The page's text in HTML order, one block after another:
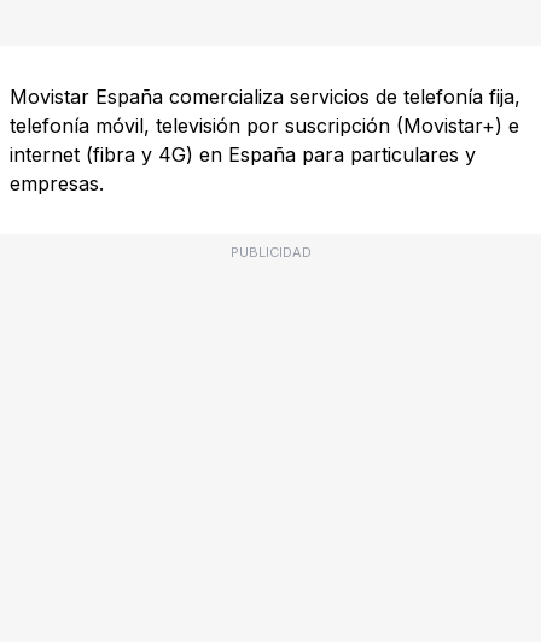
Movistar España comercializa servicios de telefonía fija,
telefonía móvil, televisión por suscripción (Movistar+) e
internet (fibra y 4G) en España para particulares y
empresas.
PUBLICIDAD